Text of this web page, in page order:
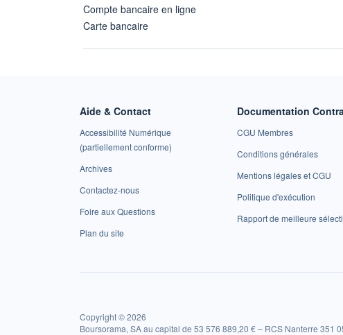
Compte bancaire en ligne
Carte bancaire
Aide & Contact
Accessibilité Numérique
(partiellement conforme)
Archives
Contactez-nous
Foire aux Questions
Plan du site
Documentation
CGU Membres
Conditions générales
Mentions légales et CGU
Politique d'exécution
Rapport de meilleure
Copyright © 2026
Boursorama, SA au capital de 53 576 889,20 € – RCS Nanterre 351